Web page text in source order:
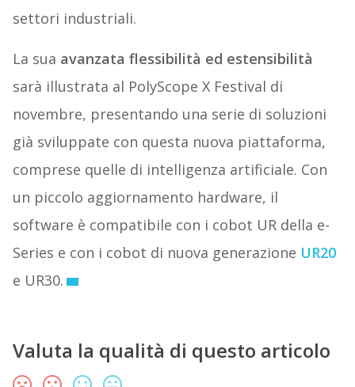
settori industriali.
La sua avanzata flessibilità ed estensibilità
sarà illustrata al PolyScope X Festival di
novembre, presentando una serie di soluzioni
già sviluppate con questa nuova piattaforma,
comprese quelle di intelligenza artificiale. Con
un piccolo aggiornamento hardware, il
software è compatibile con i cobot UR della e-
Series e con i cobot di nuova generazione UR20
e UR30.
Valuta la qualità di questo articolo